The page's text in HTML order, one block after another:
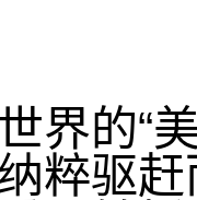
界的“
粹驱